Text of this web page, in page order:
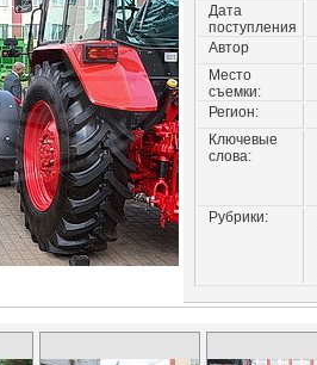
Дата
поступления
Автор
Место
съемки:
Регион:
Ключевые
слова:
Рубрики: